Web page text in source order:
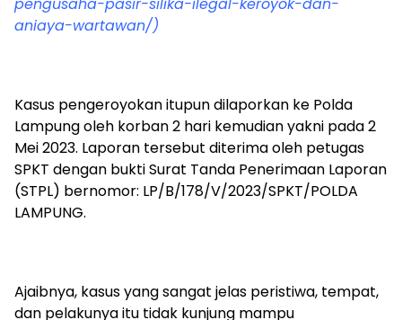
aniaya-wartawan/)
Kasus pengeroyokan itupun dilaporkan ke Polda
Lampung oleh korban 2 hari kemudian yakni pada 2
Mei 2023. Laporan tersebut diterima oleh petugas
SPKT dengan bukti Surat Tanda Penerimaan Laporan
(STPL) bernomor: LP/B/178/V/2023/SPKT/POLDA
LAMPUNG.
Ajaibnya, kasus yang sangat jelas peristiwa, tempat,
dan pelakunya itu tidak kunjung mampu